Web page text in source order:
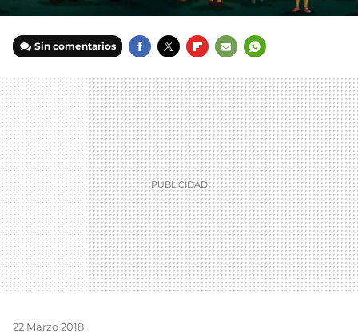
Sin comentarios
MAIL
22 Marzo 2018